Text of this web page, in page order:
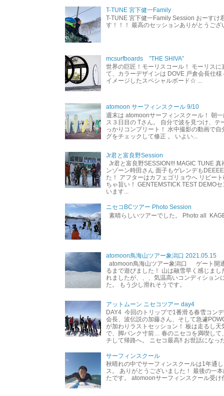
T-TUNE 宮下健一Family
T-TUNE 宮下健一Family Session おーすけ
す！！！ 最高のセッションありがとうご
mcsurfboards ”THE SHIVA”
世界の巨匠！モーリスコール！ モーリスに
て、カラーデザインは DOVE 戸倉会長仕様
イメージしたスペシャルボード☆ ...
atomoon サーフィンスクール 9/10
週末は atomoonサーフィンスクール！ 朝
ス３日目の Tさん。 自分で波を見つけ、テ
っかりコンプリート！ 水中撮影の動画で自
グをチェックして修正 。 いよい...
Jr君と富良野Session
Jr君と富良野SESSION!!! MAGIC TUNE 真
ンゾーン時田さん 面子もゲレンデも
た！ アフターはカフェゴリョウへ リピー
ちゃ旨い！ GENTEMSTICK TEST DEMO
います...
ニセコBCツアー Photo Session
素晴らしいツアーでした。 Photo all
atomoon鳥海山ツアー象潟口 2021.05.15
atomoon鳥海山ツアー象潟口 ゲート開
るまで遊びました！ 山は融雪早く感じまし
れましたが、、、気温高いコンディション
た。 もう少し滑れそうです。
アットムーン ニセコツアー day4
DAY4 今回のトリップで1番滑る春雪コン
会長、波伝説の加藤さん、そして急遽
が加わりラストセッション！ 板は走るし天
で、脚パンク寸前… 春のニセコを満喫して
チして帰路へ。 ニセコ最高‼︎ お世話になっ
サーフィンスクール
秋晴れの中でサーフィンスクールは1年通
ス。 ありがとうございました！ 最後の一
たです。 atomoonサーフィンスクール受け